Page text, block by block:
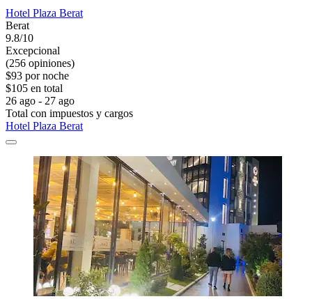
Hotel Plaza Berat
Berat
9.8/10
Excepcional
(256 opiniones)
$93 por noche
$105 en total
26 ago - 27 ago
Total con impuestos y cargos
Hotel Plaza Berat